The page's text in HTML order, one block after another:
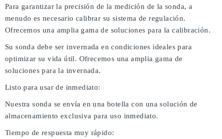
Para garantizar la precisión de la medición de la sonda, a
menudo es necesario calibrar su sistema de regulación.
Ofrecemos una amplia gama de soluciones para la calibración.
Su sonda debe ser invernada en condiciones ideales para
optimizar su vida útil. Ofrecemos una amplia gama de
soluciones para la invernada.
Listo para usar de inmediato:
Nuestra sonda se envía en una botella con una solución de
almacenamiento exclusiva para uso inmediato.
Tiempo de respuesta muy rápido: